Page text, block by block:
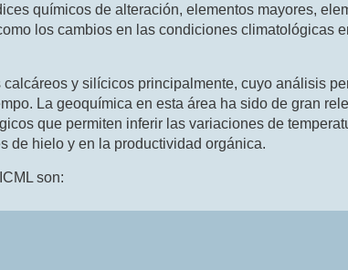
químicos de alteración, elementos mayores,
los cambios en las condiciones climatológicas
y silícicos principalmente, cuyo análisis
La geoquímica en esta área ha sido de gran
que permiten inferir las variaciones de
de hielo y en la productividad orgánica.
son: